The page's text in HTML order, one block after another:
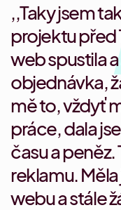
,,Taky jsem
projektu před
web spustila a
objednávka,
mě to, vždyť
práce, dala
času a peněz.
reklamu.
webu a stále